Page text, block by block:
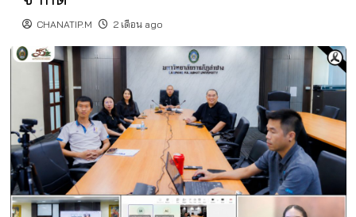
CHANATIP.M 2 เดือน ago